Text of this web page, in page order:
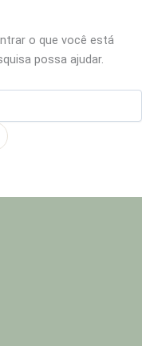
o que você está
possa ajudar.